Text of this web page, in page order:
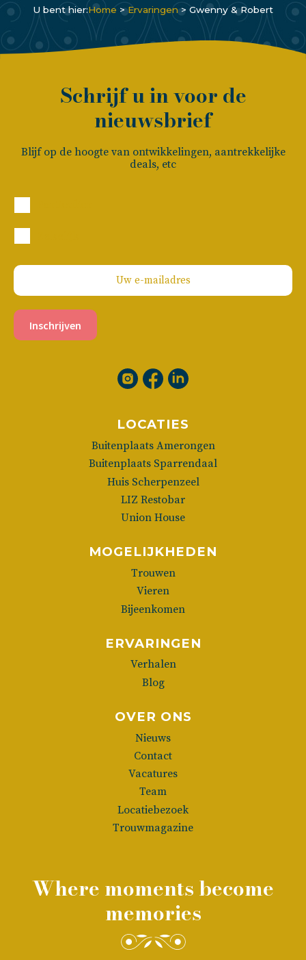
U bent hier:Home > Ervaringen > Gwenny & Robert
Schrijf u in voor de
nieuwsbrief
Blijf op de hoogte van ontwikkelingen, aantrekkelijke
deals, etc
Inschrijven
LOCATIES
Buitenplaats Amerongen
Buitenplaats Sparrendaal
Huis Scherpenzeel
LIZ Restobar
Union House
MOGELIJKHEDEN
Trouwen
Vieren
Bijeenkomen
ERVARINGEN
Verhalen
Blog
OVER ONS
Nieuws
Contact
Vacatures
Team
Locatiebezoek
Trouwmagazine
Where moments become
memories